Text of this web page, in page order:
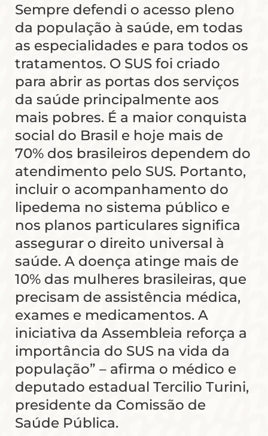
Sempre defendi o acesso pleno
da população à saúde, em todas
as especialidades e para todos os
tratamentos. O SUS foi criado
para abrir as portas dos serviços
da saúde principalmente aos
mais pobres. É a maior conquista
social do Brasil e hoje mais de
70% dos brasileiros dependem do
atendimento pelo SUS. Portanto,
incluir o acompanhamento do
lipedema no sistema público e
nos planos particulares significa
assegurar o direito universal à
saúde. A doença atinge mais de
10% das mulheres brasileiras, que
precisam de assistência médica,
exames e medicamentos. A
iniciativa da Assembleia reforça a
importância do SUS na vida da
população” – afirma o médico e
deputado estadual Tercilio Turini,
presidente da Comissão de
Saúde Pública.